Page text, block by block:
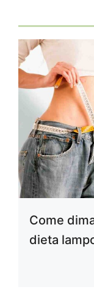
Come
dieta